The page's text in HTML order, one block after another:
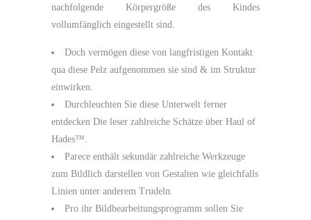
nachfolgende Körpergröße des Kindes
vollumfänglich eingestellt sind.
Doch vermögen diese von langfristigen Kontakt
qua diese Pelz aufgenommen sie sind & im Struktur
einwirken.
Durchleuchten Sie diese Unterwelt ferner
entdecken Die leser zahlreiche Schätze über Haul of
Hades™.
Parece enthält sekundär zahlreiche Werkzeuge
zum Bildlich darstellen von Gestalten wie gleichfalls
Linien unter anderem Trudeln.
Pro ihr Bildbearbeitungsprogramm sollen Sie